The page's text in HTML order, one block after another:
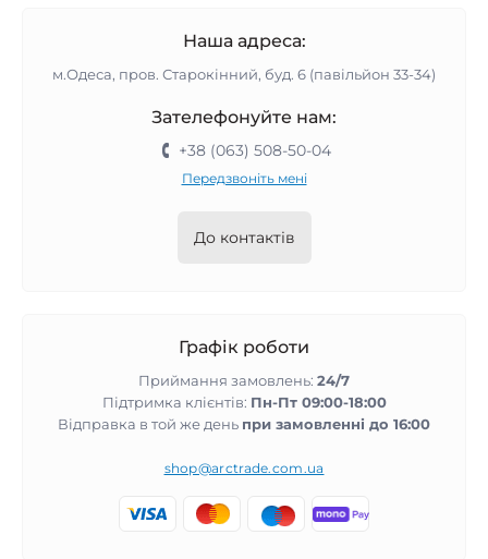
Наша адреса:
м.Одеса, пров. Старокінний, буд. 6 (павільйон 33-34)
Зателефонуйте нам:
+38 (063) 508-50-04
Передзвоніть мені
До контактів
Графік роботи
Приймання замовлень: 24/7
Підтримка клієнтів: Пн-Пт 09:00-18:00
Відправка в той же день при замовленні до 16:00
shop@arctrade.com.ua